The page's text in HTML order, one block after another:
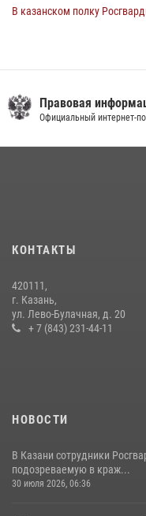
В казанском полку
секретами своего семейного
08 июля 2026, 07:48 4
15 июля отмечается День
Росгвардии
15 июля 2026, 08:41
Правовая
Официальный интернет-
КОНТАКТЫ
420111,
г. Казань,
ул. Лево-Булачная, д. 20
+ 7 (843) 231-44-11
НОВОСТИ
В Казани сотрудники
подозреваемую в краж...
30 июля 2026, 06:36